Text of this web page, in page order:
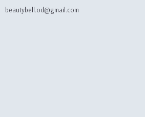
beautybell.od@gmail.com